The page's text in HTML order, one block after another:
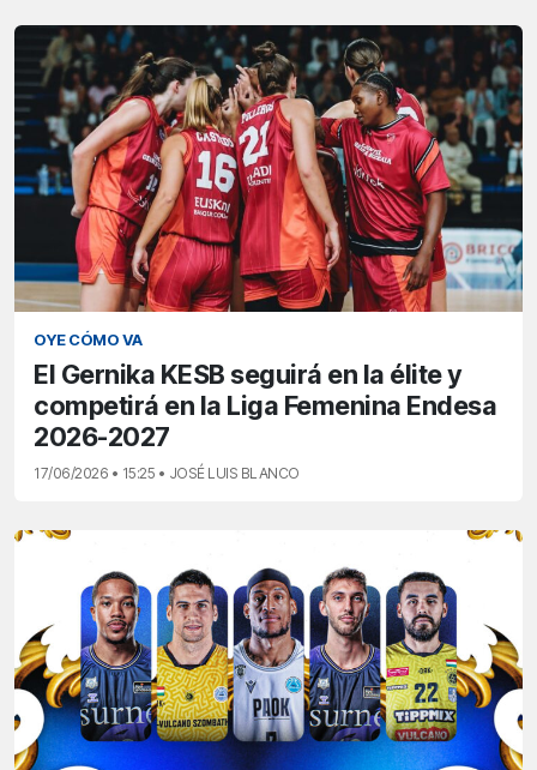
OYE CÓMO VA
El Gernika KESB seguirá en la élite y
competirá en la Liga Femenina Endesa
2026-2027
17/06/2026 • 15:25 • JOSÉ LUIS BLANCO